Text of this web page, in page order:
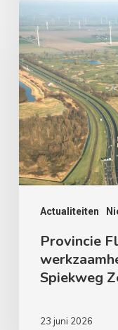
Actualiteiten
Flevoland
–
werkzaamheden
Gooiseweg
en
Spiekweg
Zeewolde
Provincie
Spiekweg
23 juni 2026